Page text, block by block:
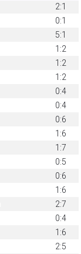
2:1
0:1
5:1
1:2
1:2
1:2
0:4
0:4
0:6
1:6
1:7
0:5
0:6
1:6
2:7
0:4
1:6
2:5